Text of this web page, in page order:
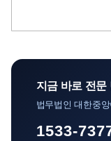
지금 바로 전문
법무법인 대한중
1533-